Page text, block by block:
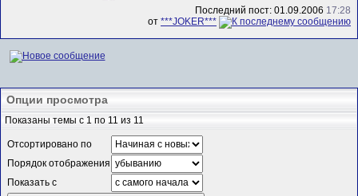
Последний пост: 01.09.2006 17:28
от ***JOKER***
Опции просмотра
Показаны темы с 1 по 11 из 11
Отсортировано по
Порядок отображения
Показать с